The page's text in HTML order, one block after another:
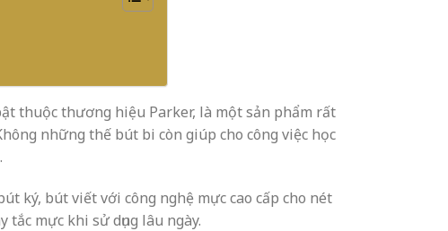
thuộc thương hiệu Parker, là một sản phẩm rất
những thế bút bi còn giúp cho công việc học
ký, bút viết với công nghệ mực cao cấp cho nét
mực khi sử dụng lâu ngày.